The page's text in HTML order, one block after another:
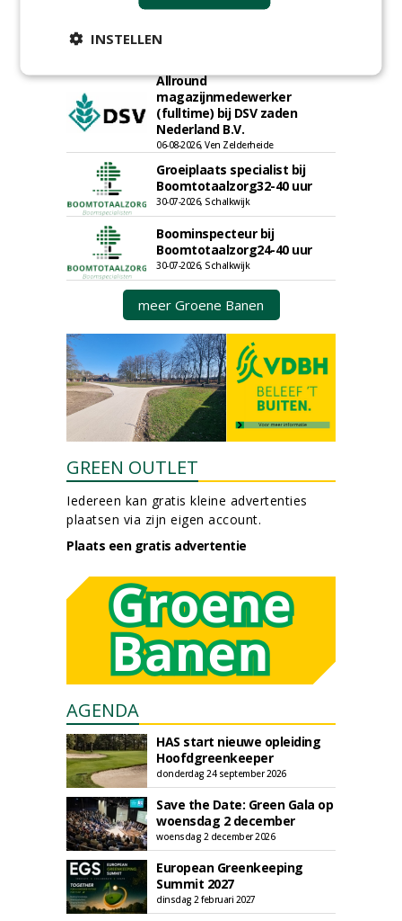
DSV zaden Nederland B.V.
Allround
magazijnmedewerker
(fulltime) bij DSV zaden
Nederland B.V.
06-08-2026, Ven Zelderheide
Groeiplaats specialist bij
Boomtotaalzorg32-40 uur
30-07-2026, Schalkwijk
Boominspecteur bij
Boomtotaalzorg24-40 uur
30-07-2026, Schalkwijk
meer Groene Banen
GREEN OUTLET
Iedereen kan gratis kleine advertenties
plaatsen via zijn eigen account.
Plaats een gratis advertentie
AGENDA
HAS start nieuwe opleiding
Hoofdgreenkeeper
donderdag 24 september 2026
Save the Date: Green Gala op
woensdag 2 december
woensdag 2 december 2026
European Greenkeeping
Summit 2027
dinsdag 2 februari 2027
INSTELLEN